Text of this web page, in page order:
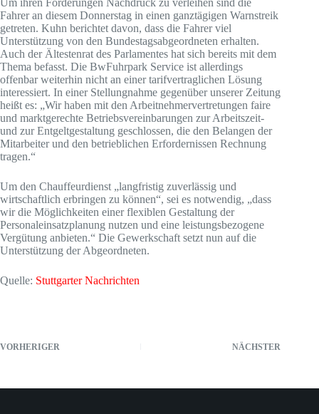
Um ihren Forderungen Nachdruck zu verleihen sind die
Fahrer an diesem Donnerstag in einen ganztägigen Warnstreik
getreten. Kuhn berichtet davon, dass die Fahrer viel
Unterstützung von den Bundestagsabgeordneten erhalten.
Auch der Ältestenrat des Parlamentes hat sich bereits mit dem
Thema befasst. Die BwFuhrpark Service ist allerdings
offenbar weiterhin nicht an einer tarifvertraglichen Lösung
interessiert. In einer Stellungnahme gegenüber unserer Zeitung
heißt es: „Wir haben mit den Arbeitnehmervertretungen faire
und marktgerechte Betriebsvereinbarungen zur Arbeitszeit-
und zur Entgeltgestaltung geschlossen, die den Belangen der
Mitarbeiter und den betrieblichen Erfordernissen Rechnung
tragen.“
Um den Chauffeurdienst „langfristig zuverlässig und
wirtschaftlich erbringen zu können“, sei es notwendig, „dass
wir die Möglichkeiten einer flexiblen Gestaltung der
Personaleinsatzplanung nutzen und eine leistungsbezogene
Vergütung anbieten.“ Die Gewerkschaft setzt nun auf die
Unterstützung der Abgeordneten.
Quelle: Stuttgarter Nachrichten
VORHERIGER NÄCHSTER